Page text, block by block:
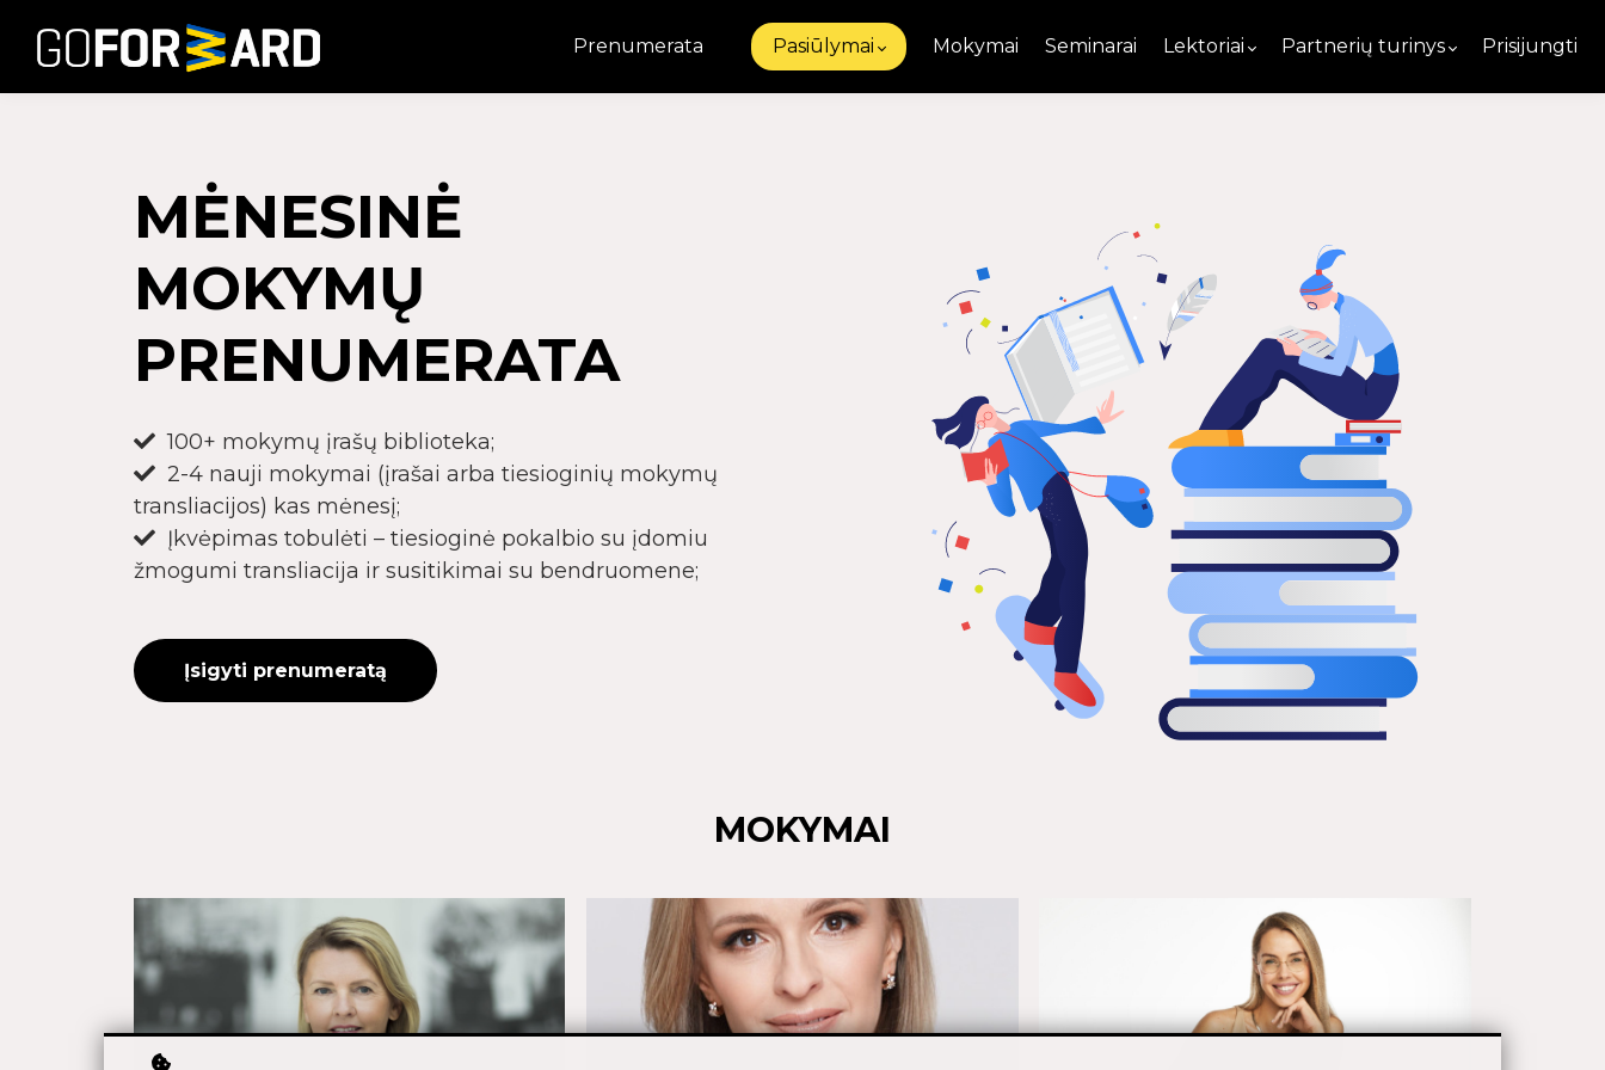
Prenumerata Pasiūlymai Mokymai Seminarai Lektoriai Partnerių turinys Prisijungti
MĖNESINĖ
MOKYMŲ
PRENUMERATA
100+ mokymų įrašų biblioteka;
2-4 nauji mokymai (įrašai arba tiesioginių mokymų
transliacijos) kas mėnesį;
Įkvėpimas tobulėti – tiesioginė pokalbio su įdomiu
žmogumi transliacija ir susitikimai su bendruomene;
Įsigyti prenumeratą
MOKYMAI